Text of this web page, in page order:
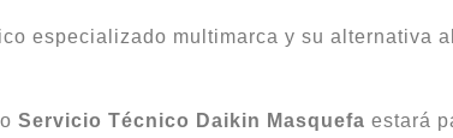
especializado multimarca y su alternativa
Servicio Técnico Daikin Masquefa estará